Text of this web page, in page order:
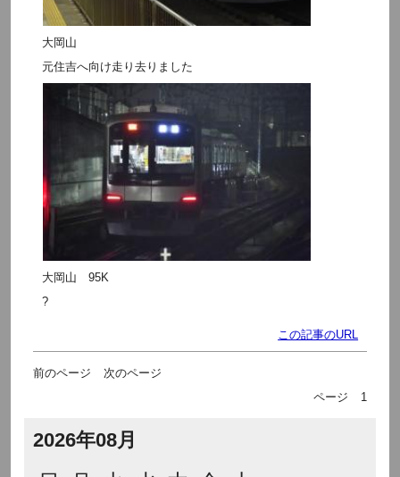
大岡山
元住吉へ向け走り去りました
大岡山 95K
?
この記事のURL
前のページ
次のページ
ページ
1
2026年08月